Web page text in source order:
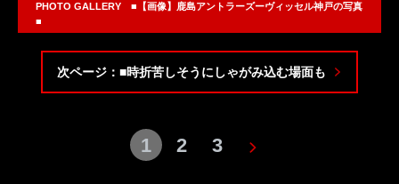
PHOTO GALLERY ■【画像】鹿島アントラーズーヴィッセル神戸の写真
■
次ページ：■時折苦しそうにしゃがみ込む場面も
1 2 3